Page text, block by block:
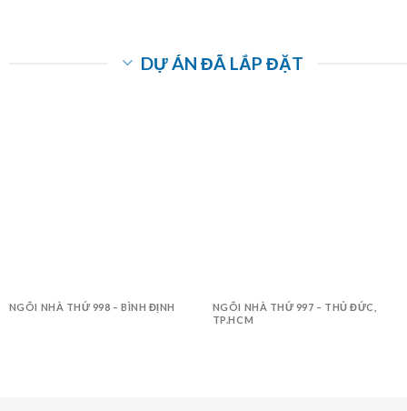
DỰ ÁN ĐÃ LẮP ĐẶT
NGÔI NHÀ THỨ 998 – BÌNH ĐỊNH
NGÔI NHÀ THỨ 997 – THỦ ĐỨC,
TP.HCM